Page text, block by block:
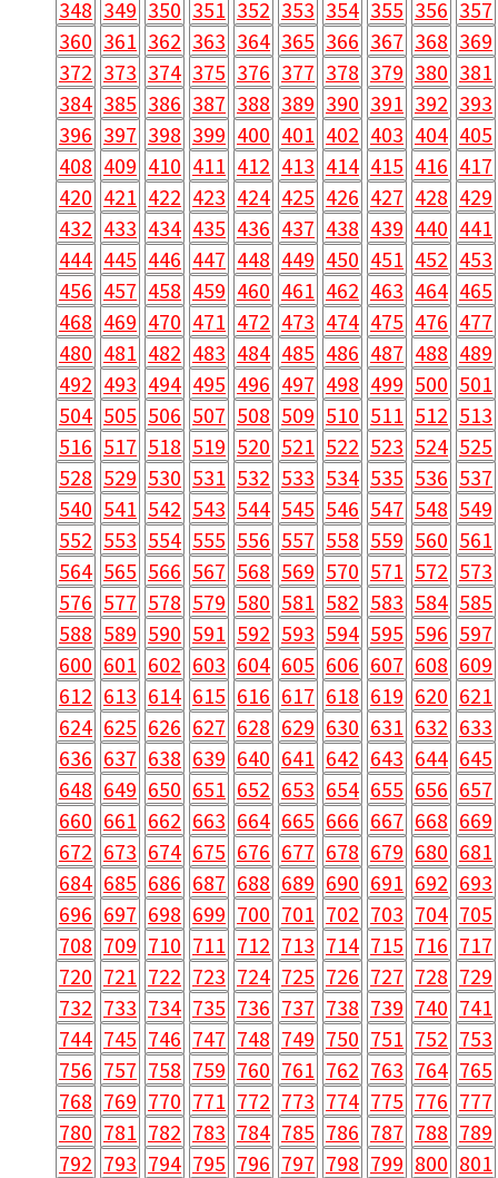
348 349 350 351 352 353 354 355 356 357
360 361 362 363 364 365 366 367 368 369
372 373 374 375 376 377 378 379 380 381
384 385 386 387 388 389 390 391 392 393
396 397 398 399 400 401 402 403 404 405
408 409 410 411 412 413 414 415 416 417
420 421 422 423 424 425 426 427 428 429
432 433 434 435 436 437 438 439 440 441
444 445 446 447 448 449 450 451 452 453
456 457 458 459 460 461 462 463 464 465
468 469 470 471 472 473 474 475 476 477
480 481 482 483 484 485 486 487 488 489
492 493 494 495 496 497 498 499 500 501
504 505 506 507 508 509 510 511 512 513
516 517 518 519 520 521 522 523 524 525
528 529 530 531 532 533 534 535 536 537
540 541 542 543 544 545 546 547 548 549
552 553 554 555 556 557 558 559 560 561
564 565 566 567 568 569 570 571 572 573
576 577 578 579 580 581 582 583 584 585
588 589 590 591 592 593 594 595 596 597
600 601 602 603 604 605 606 607 608 609
612 613 614 615 616 617 618 619 620 621
624 625 626 627 628 629 630 631 632 633
636 637 638 639 640 641 642 643 644 645
648 649 650 651 652 653 654 655 656 657
660 661 662 663 664 665 666 667 668 669
672 673 674 675 676 677 678 679 680 681
684 685 686 687 688 689 690 691 692 693
696 697 698 699 700 701 702 703 704 705
708 709 710 711 712 713 714 715 716 717
720 721 722 723 724 725 726 727 728 729
732 733 734 735 736 737 738 739 740 741
744 745 746 747 748 749 750 751 752 753
756 757 758 759 760 761 762 763 764 765
768 769 770 771 772 773 774 775 776 777
780 781 782 783 784 785 786 787 788 789
792 793 794 795 796 797 798 799 800 801